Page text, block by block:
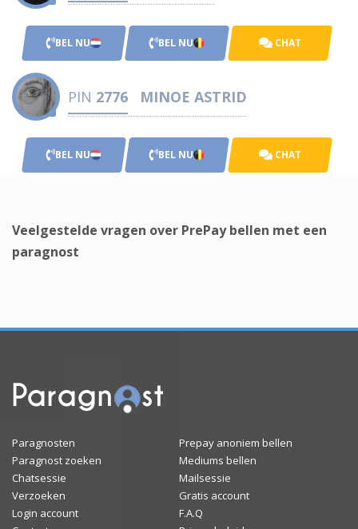
BEL NU BEL NU CHAT
PIN 2776 MINOE ASTRID
BEL NU BEL NU CHAT
Veelgestelde vragen over PrePay bellen met een
paragnost
Paragnosten
Prepay anoniem bellen
Paragnost zoeken
Mediums bellen
Chatsessie
Mailsessie
Verzoeken
Gratis account
Login account
F.A.Q